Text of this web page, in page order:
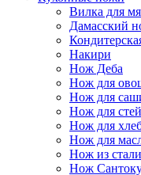
Вилка для
Дамасский
Накири
Нож Деба
Нож для
Нож для
Нож для
Нож для
Нож для
Нож из стали
Нож